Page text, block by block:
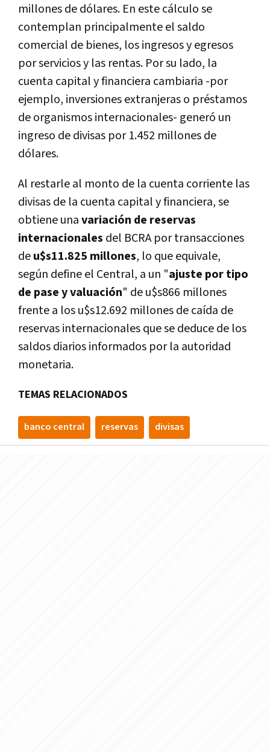
millones de dólares. En este cálculo se
contemplan principalmente el saldo
comercial de bienes, los ingresos y egresos
por servicios y las rentas. Por su lado, la
cuenta capital y financiera cambiaria -por
ejemplo, inversiones extranjeras o préstamos
de organismos internacionales- generó un
ingreso de divisas por 1.452 millones de
dólares.
Al restarle al monto de la cuenta corriente las
divisas de la cuenta capital y financiera, se
obtiene unavariación de reservas
internacionales del BCRA por transacciones
deu$s11.825 millones, lo que equivale,
según define el Central, a un "ajuste por tipo
de pase y valuación" de u$s866 millones
frente a los u$s12.692 millones de caída de
reservas internacionales que se deduce de los
saldos diarios informados por la autoridad
monetaria.
TEMAS RELACIONADOS
banco central reservas divisas